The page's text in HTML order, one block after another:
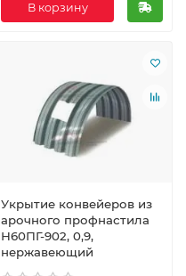
В корзину
Укрытие конвейеров из
арочного профнастила
Н60ПГ-902, 0,9,
нержавеющий